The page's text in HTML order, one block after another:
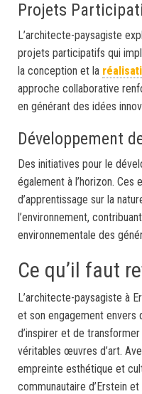
Projets
L’architecte-paysagiste
projets participatifs qui
la conception et la
approche collaborative
en générant des idées
Développement
Des initiatives pour le
également à l’horizon.
d’apprentissage sur la
l’environnement,
environnementale des
Ce qu’il faut
L’architecte-paysagiste à
et son engagement envers
d’inspirer et de
véritables œuvres d’art.
empreinte esthétique et
communautaire d’Erstein